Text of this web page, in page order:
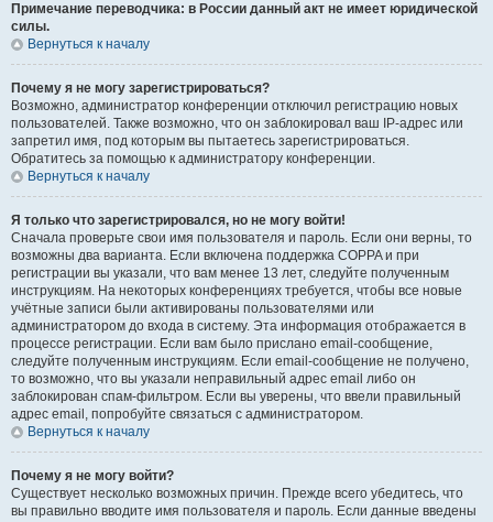
Примечание переводчика: в России данный акт не имеет юридической
силы.
Вернуться к началу
Почему я не могу зарегистрироваться?
Возможно, администратор конференции отключил регистрацию новых
пользователей. Также возможно, что он заблокировал ваш IP-адрес или
запретил имя, под которым вы пытаетесь зарегистрироваться.
Обратитесь за помощью к администратору конференции.
Вернуться к началу
Я только что зарегистрировался, но не могу войти!
Сначала проверьте свои имя пользователя и пароль. Если они верны, то
возможны два варианта. Если включена поддержка COPPA и при
регистрации вы указали, что вам менее 13 лет, следуйте полученным
инструкциям. На некоторых конференциях требуется, чтобы все новые
учётные записи были активированы пользователями или
администратором до входа в систему. Эта информация отображается в
процессе регистрации. Если вам было прислано email-сообщение,
следуйте полученным инструкциям. Если email-сообщение не получено,
то возможно, что вы указали неправильный адрес email либо он
заблокирован спам-фильтром. Если вы уверены, что ввели правильный
адрес email, попробуйте связаться с администратором.
Вернуться к началу
Почему я не могу войти?
Существует несколько возможных причин. Прежде всего убедитесь, что
вы правильно вводите имя пользователя и пароль. Если данные введены